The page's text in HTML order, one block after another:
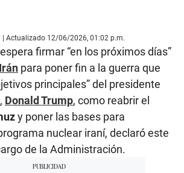
Actualizado 12/06/2026, 01:02 p.m.
espera firmar “en los próximos días”
Irán para poner fin a la guerra que
principales” del presidente
Donald Trump, como reabrir el
y poner las bases para
nuclear iraní, declaró este
de la Administración.